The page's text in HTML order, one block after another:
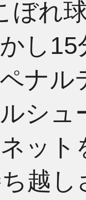
ぼれ
し
ナル
シュ
ッ
越